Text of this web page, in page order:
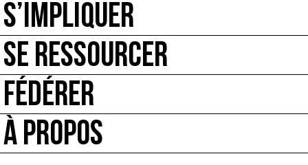
S’IMPLIQUER
SE RESSOURCER
FÉDÉRER
À PROPOS